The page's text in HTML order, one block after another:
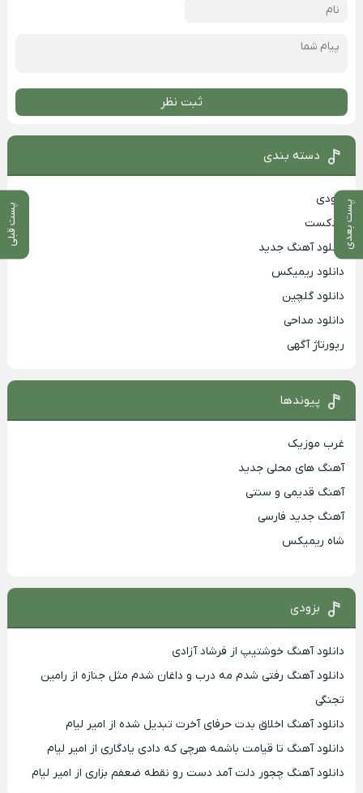
پست بعدی پست قبلی
ثبت نظر
دسته بندی
بزودی
پادکست
دانلود آهنگ جدید
دانلود ریمیکس
دانلود گلچین
دانلود مداحی
رپورتاژ آگهی
پیوندها
غرب موزیک
آهنگ های محلی جدید
آهنگ قدیمی و سنتی
آهنگ جدید فارسی
شاه ریمیکس
بزودی
دانلود آهنگ خوشتیپ از فرشاد آزادی
دانلود آهنگ رفتی شدم مه درب و داغان شدم مثل جنازه از رامین
تجنگی
دانلود آهنگ اخلاق بدت حرفای آخرت تبدیل شده از امیر لیام
دانلود آهنگ تا قیامت باشمه هرچی که دادی یادگاری از امیر لیام
دانلود آهنگ چجور دلت آمد دست رو نقطه ضعفم بزاری از امیر لیام